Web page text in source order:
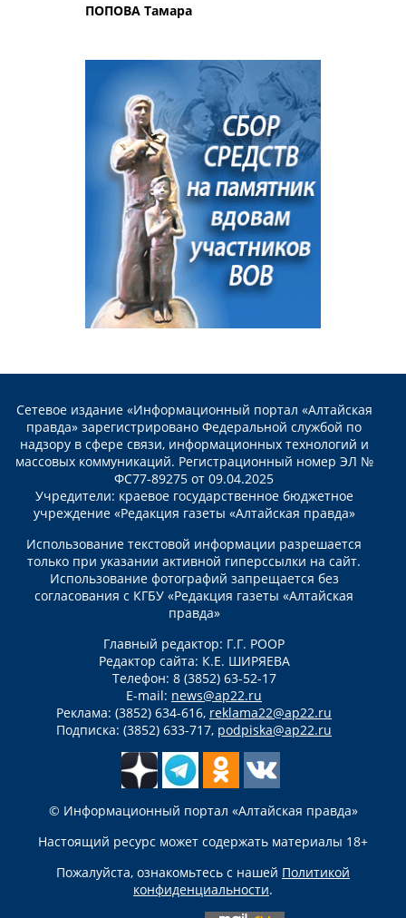
ПОПОВА Тамара
Сетевое издание «Информационный портал «Алтайская
правда» зарегистрировано Федеральной службой по
надзору в сфере связи, информационных технологий и
массовых коммуникаций. Регистрационный номер ЭЛ №
ФС77-89275 от 09.04.2025
Учредители: краевое государственное бюджетное
учреждение «Редакция газеты «Алтайская правда»
Использование текстовой информации разрешается
только при указании активной гиперссылки на сайт.
Использование фотографий запрещается без
согласования с КГБУ «Редакция газеты «Алтайская
правда»
Главный редактор: Г.Г. РООР
Редактор сайта: К.Е. ШИРЯЕВА
Телефон: 8 (3852) 63-52-17
E-mail: news@ap22.ru
Реклама: (3852) 634-616, reklama22@ap22.ru
Подписка: (3852) 633-717, podpiska@ap22.ru
© Информационный портал «Алтайская правда»
Настоящий ресурс может содержать материалы 18+
Пожалуйста, ознакомьтесь с нашей Политикой
конфиденциальности.